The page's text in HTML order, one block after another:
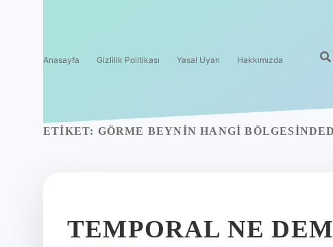
Anasayfa Gizlilik Politikası Yasal Uyarı Hakkımızda
ETIKET: GÖRME BEYNIN HANGI
TEMPORAL NE